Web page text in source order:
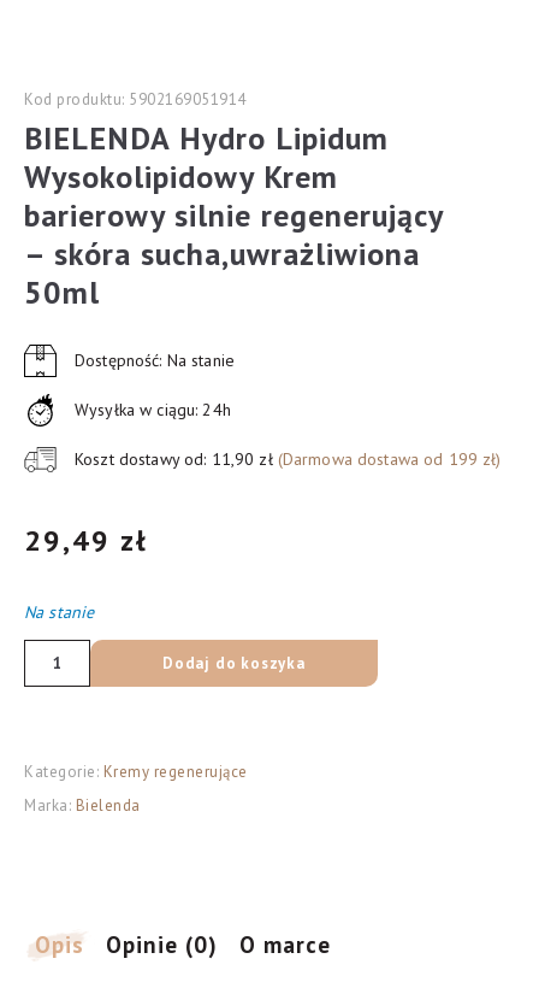
Kod produktu: 5902169051914
BIELENDA Hydro Lipidum
Wysokolipidowy Krem
barierowy silnie regenerujący
– skóra sucha,uwrażliwiona
50ml
Dostępność: Na stanie
Wysyłka w ciągu: 24h
Koszt dostawy od: 11,90 zł (Darmowa dostawa od 199 zł)
29,49 zł
Na stanie
ilość
BIELENDA
Wysokolipidowy
Krem
skóra
Dodaj do koszyka
Kategorie: Kremy regenerujące
Marka: Bielenda
Opis Opinie (0) O marce